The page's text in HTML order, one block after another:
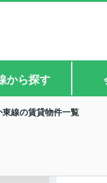
から探す
東線の賃貸物件一覧